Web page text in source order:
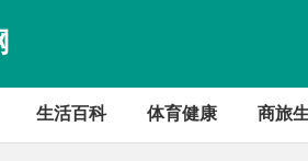
生活百科 体育健康 商旅